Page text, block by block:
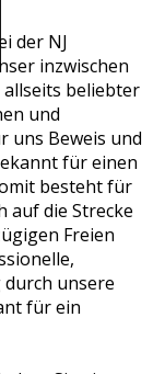
der NJ
inzwischen
beliebter
und
uns Beweis und
für einen
besteht für
auf die Strecke
Freien
unsere
für ein